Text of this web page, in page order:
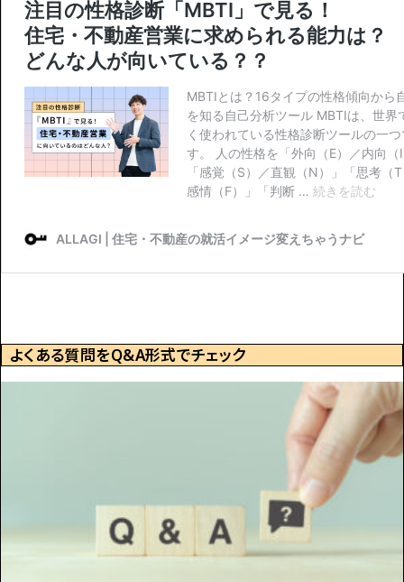
よくある質問をQ&A形式でチェック